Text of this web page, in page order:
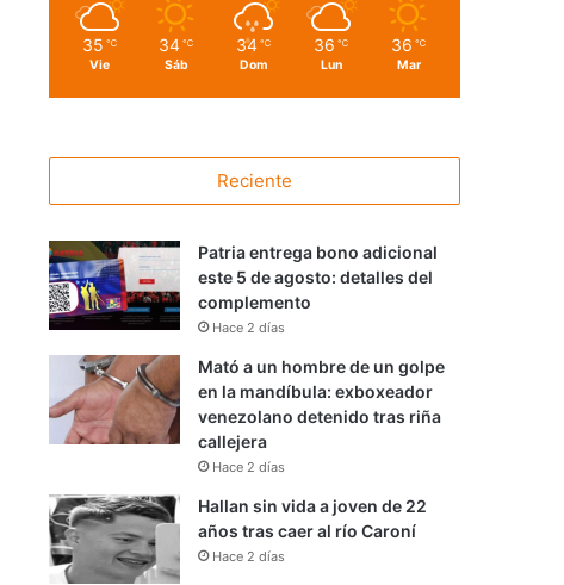
35 ℃
Vie
34 ℃
Sáb
34 ℃
Dom
36 ℃
Lun
36 ℃
Mar
Reciente
Patria entrega bono adicional
este 5 de agosto: detalles del
complemento
Hace 2 días
Mató a un hombre de un golpe
en la mandíbula: exboxeador
venezolano detenido tras riña
callejera
Hace 2 días
Hallan sin vida a joven de 22
años tras caer al río Caroní
Hace 2 días